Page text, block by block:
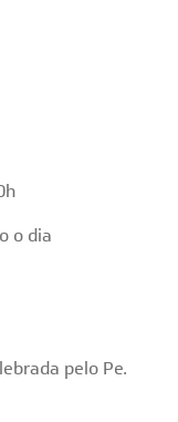
o dia
pelo Pe.